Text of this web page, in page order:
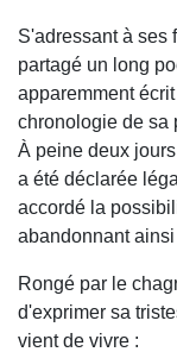
S'adressant à ses
partagé un long
apparemment
chronologie de sa
À peine deux
a été déclarée
accordé la
abandonnant
Rongé par le
d'exprimer sa
vient de vivre :